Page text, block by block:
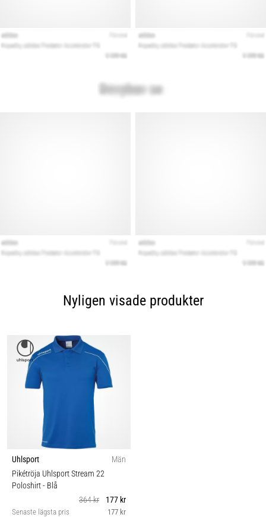
Nyligen visade produkter
Uhlsport
Män
Pikétröja Uhlsport Stream 22
Poloshirt- Blå
364 kr
177 kr
Senaste lägsta pris 177 kr